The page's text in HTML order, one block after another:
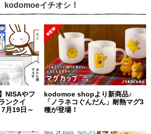
kodomoeイチオシ！
NISAやフ
ンクイ
月19日～
kodomoe shopより新商品♪
「ノラネコぐんだん」耐熱マグ3
種が登場！